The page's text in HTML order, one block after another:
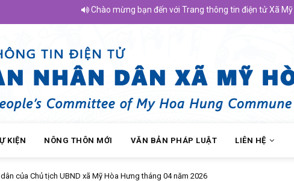
Chào mừng bạn đến với Trang thông tin điện tử Xã Mỹ Hòa
KIỆN NÔNG THÔN MỚI VĂN BẢN PHÁP LUẬT LIÊN HỆ
của Chủ tịch UBND xã Mỹ Hòa Hưng tháng 04 năm 2026